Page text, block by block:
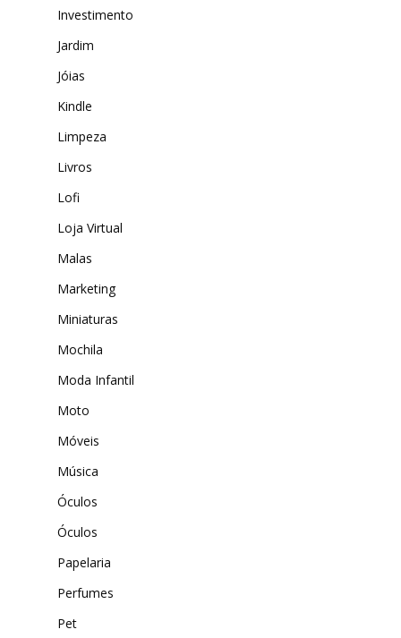
Investimento
Jardim
Jóias
Kindle
Limpeza
Livros
Lofi
Loja Virtual
Malas
Marketing
Miniaturas
Mochila
Moda Infantil
Moto
Móveis
Música
Óculos
Óculos
Papelaria
Perfumes
Pet